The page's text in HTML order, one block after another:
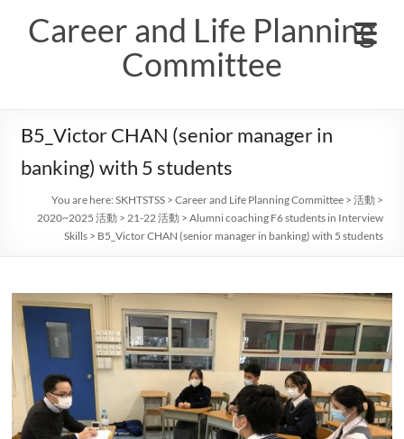
contentCareer and Life Planning
Committee
B5_Victor CHAN (senior manager in
banking) with 5 students
You are here:SKHTSTSS >Career and Life Planning Committee >活動 >
2020~2025 活動 >21-22 活動 >Alumni coaching F6 students in Interview
Skills > B5_Victor CHAN (senior manager in banking) with 5 students